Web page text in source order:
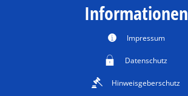
Informationen
Impressum
Datenschutz
Hinweisgeberschutz